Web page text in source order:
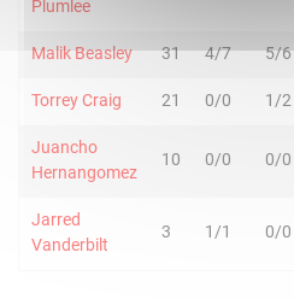
Plumlee
Malik Beasley 31 4/7 5/6
Torrey Craig 21 0/0 1/2
Juancho
Hernangomez
10 0/0 0/0
Jarred
Vanderbilt
3 1/1 0/0